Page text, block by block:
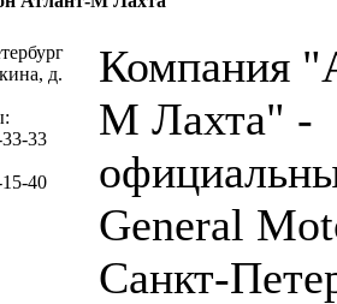
д.
33
40
Компания
М Лахта" -
General
Санкт-